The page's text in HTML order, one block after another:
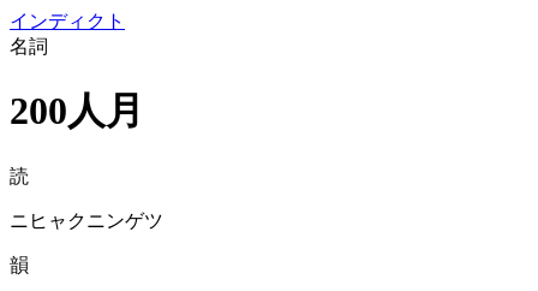
インディクト
名詞
200人月
読
ニヒャクニンゲツ
韻